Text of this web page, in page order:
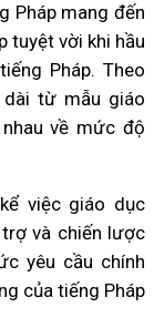
Pháp mang đến
tuyệt vời khi hầu
Pháp. Theo
dài từ mẫu giáo
về mức độ
việc giáo dục
và chiến lược
yêu cầu chính
của tiếng Pháp